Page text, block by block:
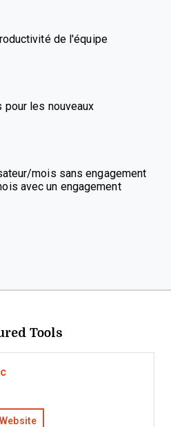
de l'équipe
pour les nouveaux
mois sans engagement
avec un engagement
Tools